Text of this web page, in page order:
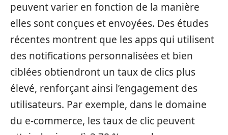
peuvent varier en fonction de la manière
elles sont conçues et envoyées. Des études
récentes montrent que les apps qui utilisent
des notifications personnalisées et bien
ciblées obtiendront un taux de clics plus
élevé, renforçant ainsi l’engagement des
utilisateurs. Par exemple, dans le domaine
du e-commerce, les taux de clic peuvent